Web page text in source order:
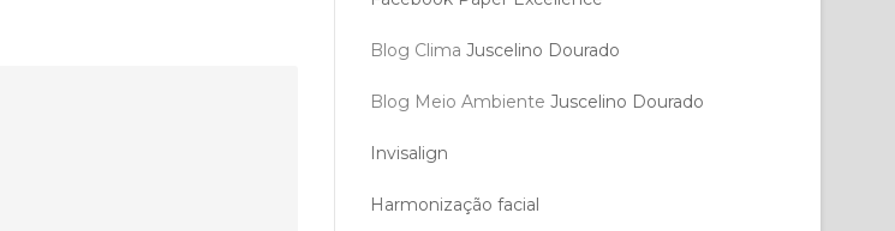
Blog Clima Juscelino Dourado
Blog Meio Ambiente Juscelino Dourado
Invisalign
Harmonização facial